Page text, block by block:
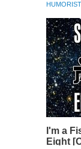
I'm a
Eight